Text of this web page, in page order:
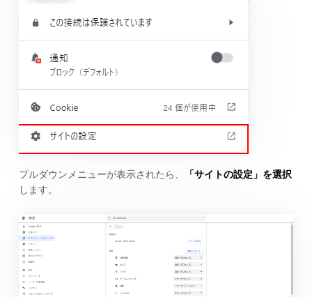
プルダウンメニューが表示されたら、
「サイトの設定」を選択
します。